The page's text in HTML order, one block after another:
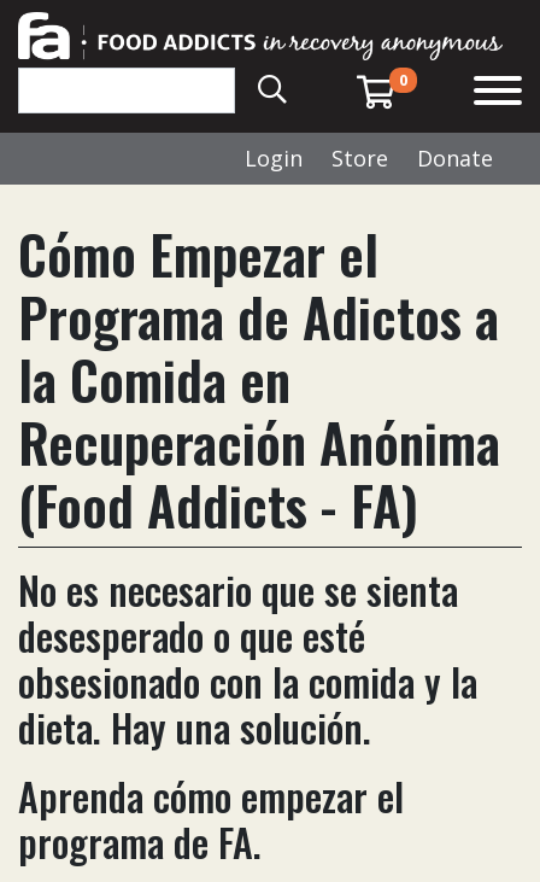
0
Login Store Donate
Cómo Empezar el
Programa de Adictos a
la Comida en
Recuperación Anónima
(Food Addicts - FA)
No es necesario que se sienta
desesperado o que esté
obsesionado con la comida y la
dieta. Hay una solución.
Aprenda cómo empezar el
programa de FA.